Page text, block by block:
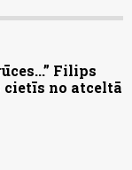
Filips
no atceltā